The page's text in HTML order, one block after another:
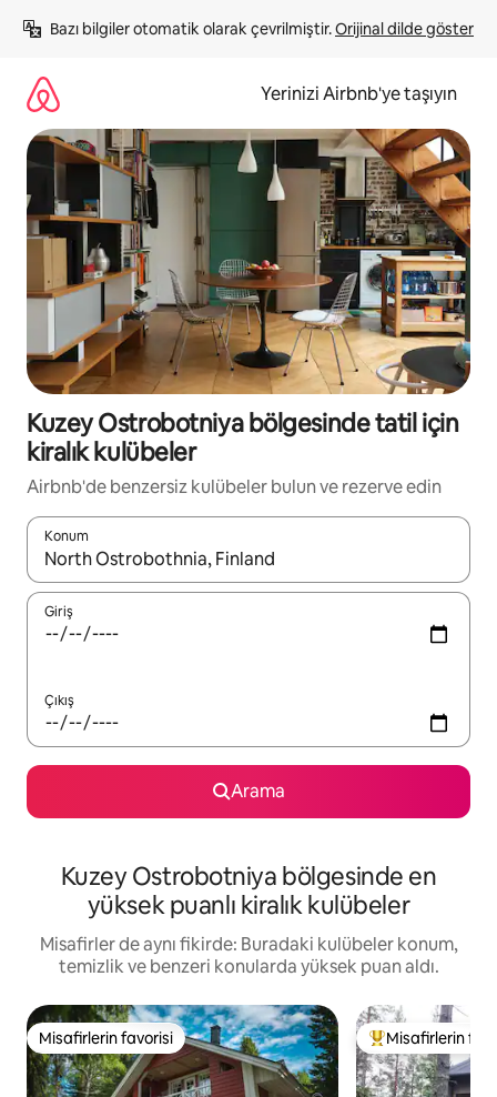
atla
Bazı bilgiler otomatik olarak çevrilmiştir. Orijinal dilde göster
Yerinizi Airbnb'ye taşıyın
Kuzey Ostrobotniya bölgesinde tatil için
kiralık kulübeler
Airbnb'de benzersiz kulübeler bulun ve rezerve edin
Konum
Sonuçlar kullanılabilir olduğunda yukarı ve aşağı oklarıyla
Giriş
Çıkış
Arama
Kuzey Ostrobotniya bölgesinde en
yüksek puanlı kiralık kulübeler
Misafirler de aynı fikirde: Buradaki kulübeler konum,
temizlik ve benzeri konularda yüksek puan aldı.
Misafirlerin favorisi
Misafirlerin favorisi Misafirlerin
Misafirlerin